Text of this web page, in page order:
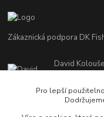
Zákaznická podpora DK
David
(Po-Pá, 7-18
Pro lepší